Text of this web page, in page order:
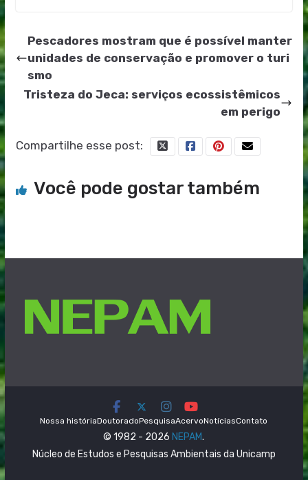
Pescadores mostram que é possível manter
unidades de conservação e promover o turi
smo
Tristeza do Jeca: serviços ecossistêmicos
em perigo
Compartilhe esse post:
Você pode gostar também
Nossa históriaDoutoradoPesquisaAcervoNotíciasContato
© 1982 - 2026 NEPAM.
Núcleo de Estudos e Pesquisas Ambientais da Unicamp